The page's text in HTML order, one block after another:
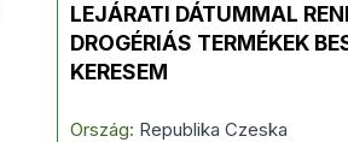
LEJÁRATI DÁTUMMAL
DROGÉRIÁS TERMÉKEK
KERESEM
Ország: Republika Czeska